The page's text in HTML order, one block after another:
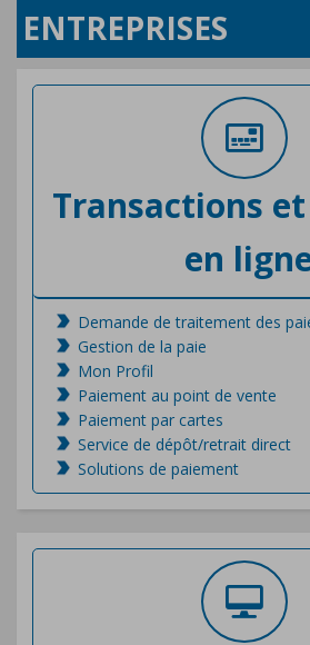
ENTREPRISES
Transactions
en
Demande de traitement des
Gestion de la paie
Mon Profil
Paiement au point de vente
Paiement par cartes
Service de dépôt/retrait direct
Solutions de paiement